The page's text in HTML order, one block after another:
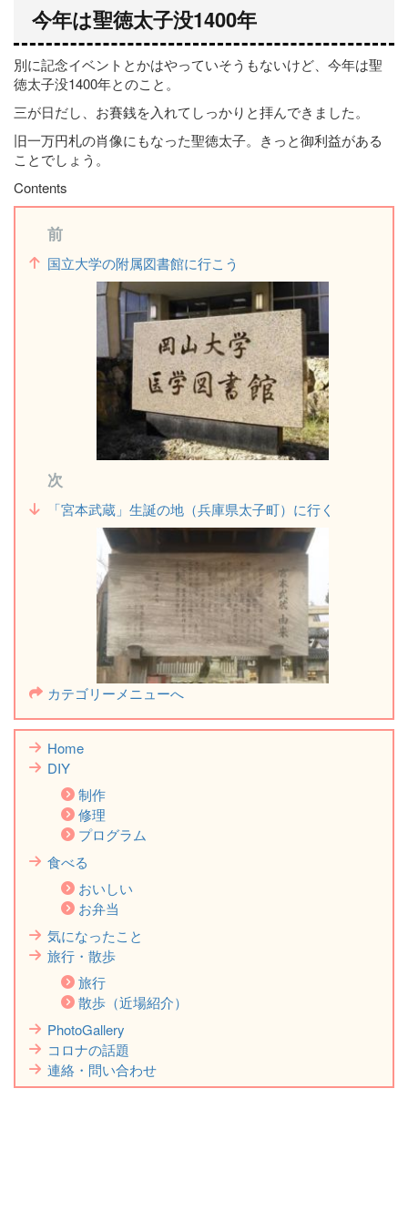
今年は聖徳太子没1400年
別に記念イベントとかはやっていそうもないけど、今年は聖
徳太子没1400年とのこと。
三が日だし、お賽銭を入れてしっかりと拝んできました。
旧一万円札の肖像にもなった聖徳太子。きっと御利益がある
ことでしょう。
Contents
前
国立大学の附属図書館に行こう
次
「宮本武蔵」生誕の地（兵庫県太子町）に行く
カテゴリーメニューへ
Home
DIY
制作
修理
プログラム
食べる
おいしい
お弁当
気になったこと
旅行・散歩
旅行
散歩（近場紹介）
PhotoGallery
コロナの話題
連絡・問い合わせ